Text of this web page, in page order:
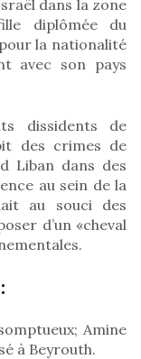
dans la zone
diplômée du
la nationalité
avec son pays
dissidents de
des crimes de
Liban dans des
au sein de la
au souci des
d’un «cheval
Amine
à Beyrouth.